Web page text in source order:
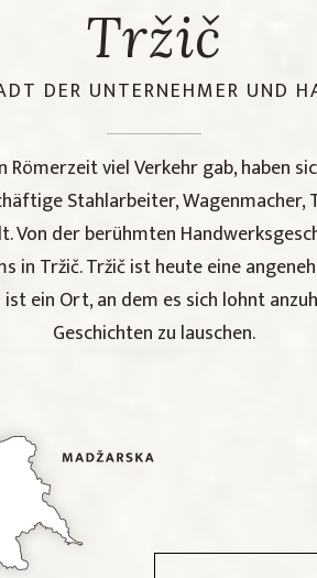
Tržič
DER UNTERNEHMER UND
viel Verkehr gab, haben
Stahlarbeiter,
Von der berühmten
in Tržič. Tržič ist heute eine
ein Ort, an dem es sich lohnt
Geschichten zu lauschen.